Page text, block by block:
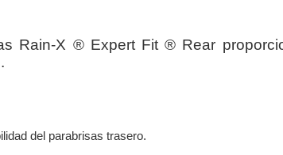
Rain-X ® Expert Fit ® Rear
del parabrisas trasero.